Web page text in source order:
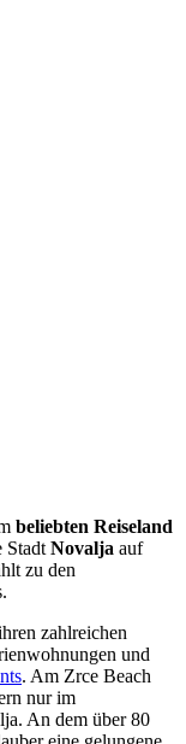
beliebten Reiseland
Stadt Novalja auf
zu den
zahlreichen
und
. Am Zrce Beach
nur im
An dem über 80